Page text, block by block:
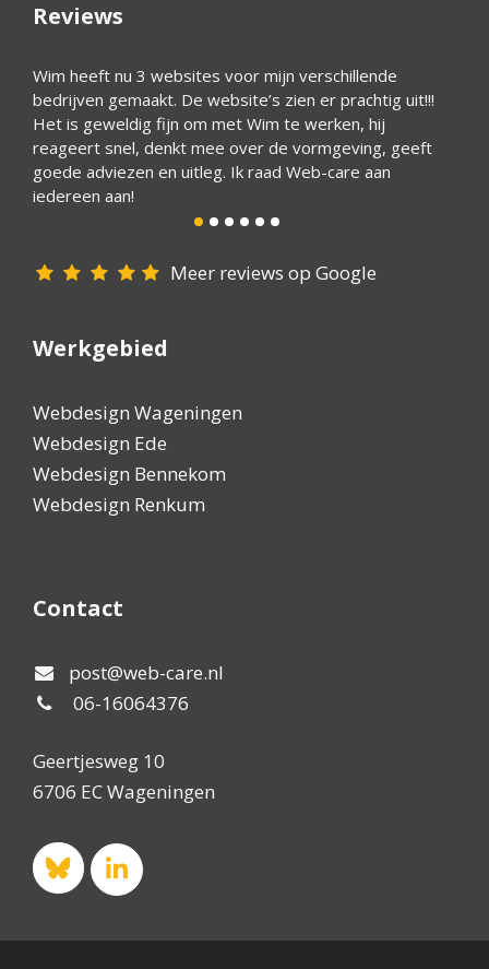
Reviews
voor mijn verschillende
zien er prachtig uit!!!
Wim te werken, hij
over de vormgeving, geeft
Ik raad Web-care aan
Ik ben zeer tevreden over het
deskundige werk, dat de
hulpvaardig is maak de service
Meer reviews op Google
Werkgebied
Webdesign Wageningen
Webdesign Ede
Webdesign Bennekom
Webdesign Renkum
Contact
post@web-care.nl
06-16064376
Geertjesweg 10
6706 EC Wageningen